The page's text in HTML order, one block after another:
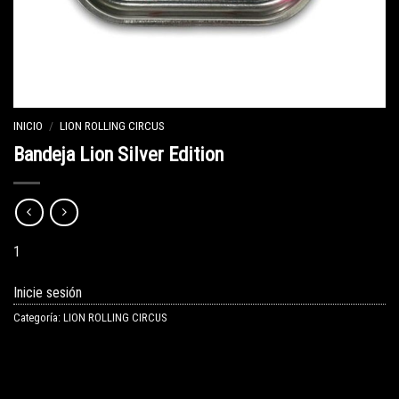
INICIO / LION ROLLING CIRCUS
Bandeja Lion Silver Edition
1
Inicie sesión
Categoría: LION ROLLING CIRCUS